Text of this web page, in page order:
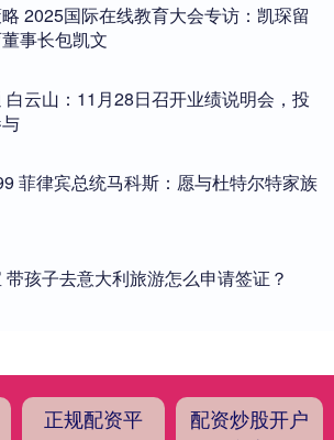
2025国际在线教育大会专访：凯琛留
事长包凯文
白云山：11月28日召开业绩说明会，投
菲律宾总统马科斯：愿与杜特尔特家族
带孩子去意大利旅游怎么申请签证？
正规配资平
配资炒股开户